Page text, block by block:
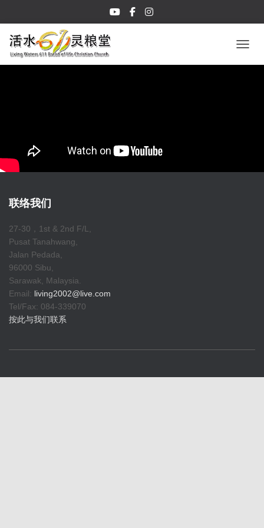
联络我们
27-30，1st & 2nd F/L,
Pusat Tanahwang,
Jalan Pedada,
96000 Sibu,
Sarawak, Malaysia.
Email: living2002@live.com
Tel/Fax: 084-339070
按此与我们联系